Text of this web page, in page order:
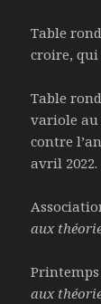
Table
croire, qui
Table
variole
contre
avril 2022.
aux
aux